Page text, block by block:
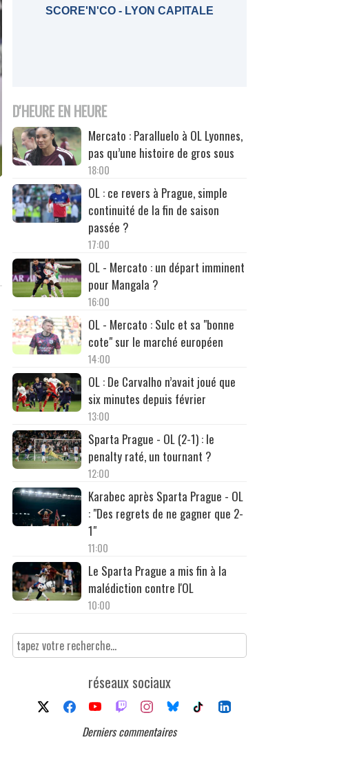
SCORE'N'CO - LYON CAPITALE
D'HEURE EN HEURE
Mercato : Paralluelo à OL Lyonnes,
pas qu’une histoire de gros sous
18:00
OL : ce revers à Prague, simple
continuité de la fin de saison
passée ?
17:00
OL - Mercato : un départ imminent
pour Mangala ?
16:00
OL - Mercato : Sulc et sa "bonne
cote" sur le marché européen
14:00
OL : De Carvalho n’avait joué que
six minutes depuis février
13:00
Sparta Prague - OL (2-1) : le
penalty raté, un tournant ?
12:00
Karabec après Sparta Prague - OL
: "Des regrets de ne gagner que 2-
1"
11:00
Le Sparta Prague a mis fin à la
malédiction contre l'OL
10:00
réseaux sociaux
Derniers commentaires